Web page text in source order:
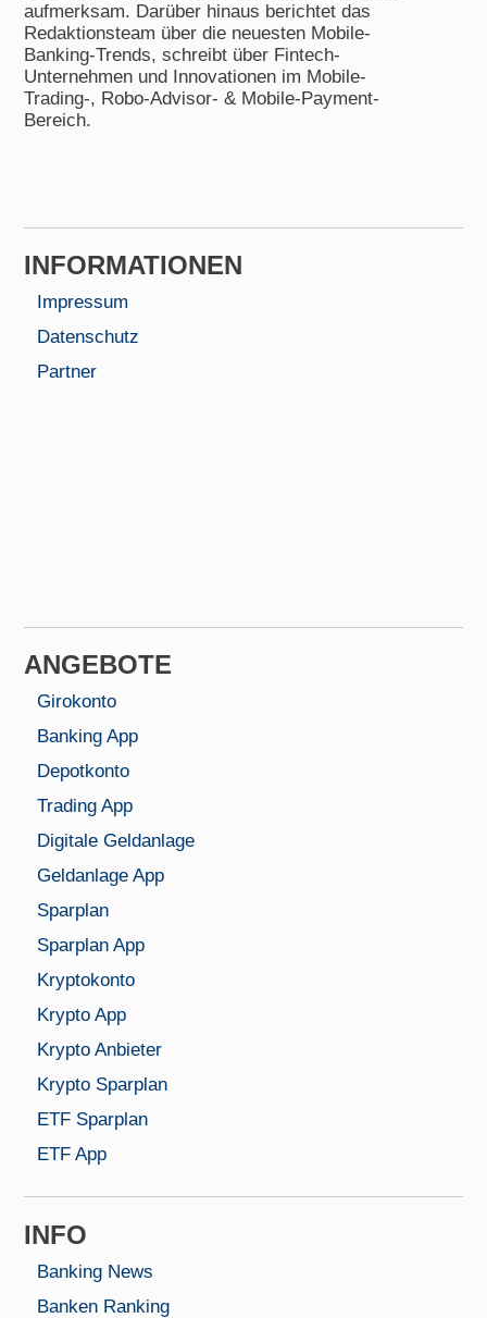
aufmerksam. Darüber hinaus berichtet das
Redaktionsteam über die neuesten Mobile-
Banking-Trends, schreibt über Fintech-
Unternehmen und Innovationen im Mobile-
Trading-, Robo-Advisor- & Mobile-Payment-
Bereich.
INFORMA­TIONEN
Impressum
Datenschutz
Partner
ANGEBOTE
Girokonto
Banking App
Depotkonto
Trading App
Digitale Geldanlage
Geldanlage App
Sparplan
Sparplan App
Kryptokonto
Krypto App
Krypto Anbieter
Krypto Sparplan
ETF Sparplan
ETF App
INFO
Banking News
Banken Ranking